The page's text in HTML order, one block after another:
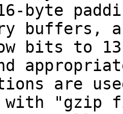
byte
buffers,
bits to
are
with